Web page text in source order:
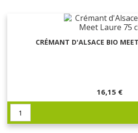
CRÉMANT D'ALSACE BIO
16,15 €